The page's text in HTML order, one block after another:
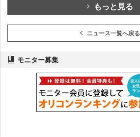
もっと見る
ニュース一覧へ戻る
モニター募集